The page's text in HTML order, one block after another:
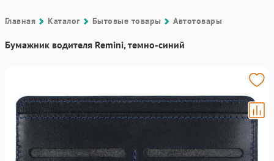
Главная Каталог Бытовые товары Автотовары
Бумажник водителя Remini, темно-синий